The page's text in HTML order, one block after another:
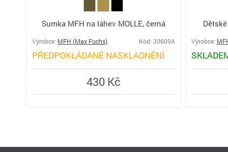
Sumka MFH na láhev MOLLE, černá
Výrobce: MFH (Max Fuchs) Kód: 30609A
PŘEDPOKLÁDANÉ NASKLADNĚNÍ
430 Kč
Výrobce: